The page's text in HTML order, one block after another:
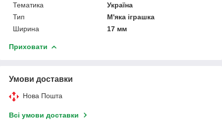
Тематика
Україна
Тип
М'яка іграшка
Ширина
17 мм
Приховати
Умови доставки
Нова Пошта
Всі умови доставки